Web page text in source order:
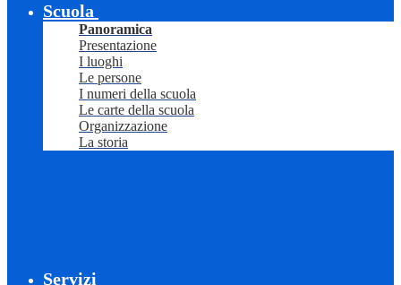
Scuola
Panoramica
Presentazione
I luoghi
Le persone
I numeri della scuola
Le carte della scuola
Organizzazione
La storia
Servizi